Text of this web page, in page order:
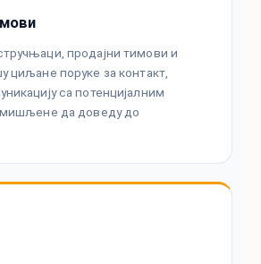
продајни тимови и
циљане поруке за контакт,
са потенцијалним
да доведу до